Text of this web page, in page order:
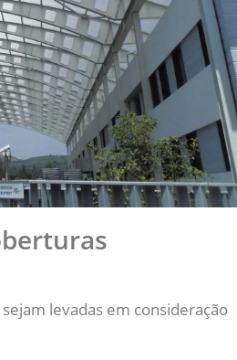
levadas em consideração